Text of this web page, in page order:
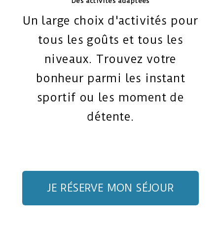
Un large choix d'activités pour
tous les goûts et tous les
niveaux. Trouvez votre
bonheur parmi les instant
sportif ou les moment de
détente.
JE RÉSERVE MON SÉJOUR